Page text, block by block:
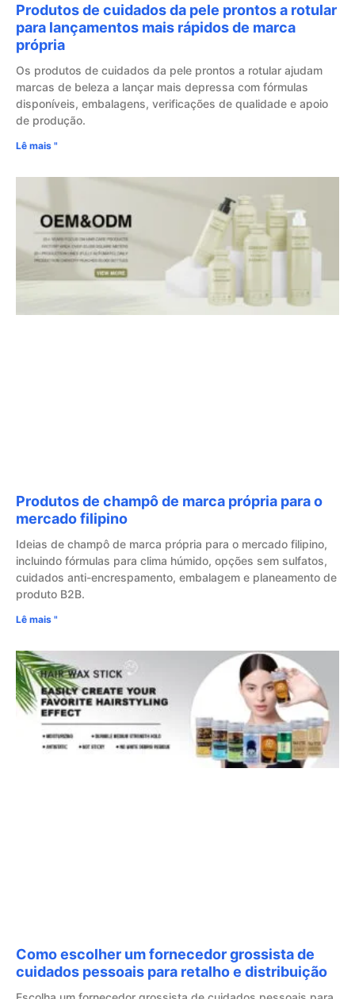
Produtos de cuidados da pele prontos a rotular
para lançamentos mais rápidos de marca
própria
Os produtos de cuidados da pele prontos a rotular ajudam
marcas de beleza a lançar mais depressa com fórmulas
disponíveis, embalagens, verificações de qualidade e apoio
de produção.
Lê mais "
Produtos de champô de marca própria para o
mercado filipino
Ideias de champô de marca própria para o mercado filipino,
incluindo fórmulas para clima húmido, opções sem sulfatos,
cuidados anti-encrespamento, embalagem e planeamento de
produto B2B.
Lê mais "
Como escolher um fornecedor grossista de
cuidados pessoais para retalho e distribuição